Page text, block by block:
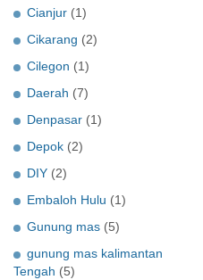
Cianjur (1)
Cikarang (2)
Cilegon (1)
Daerah (7)
Denpasar (1)
Depok (2)
DIY (2)
Embaloh Hulu (1)
Gunung mas (5)
gunung mas kalimantan
Tengah (5)